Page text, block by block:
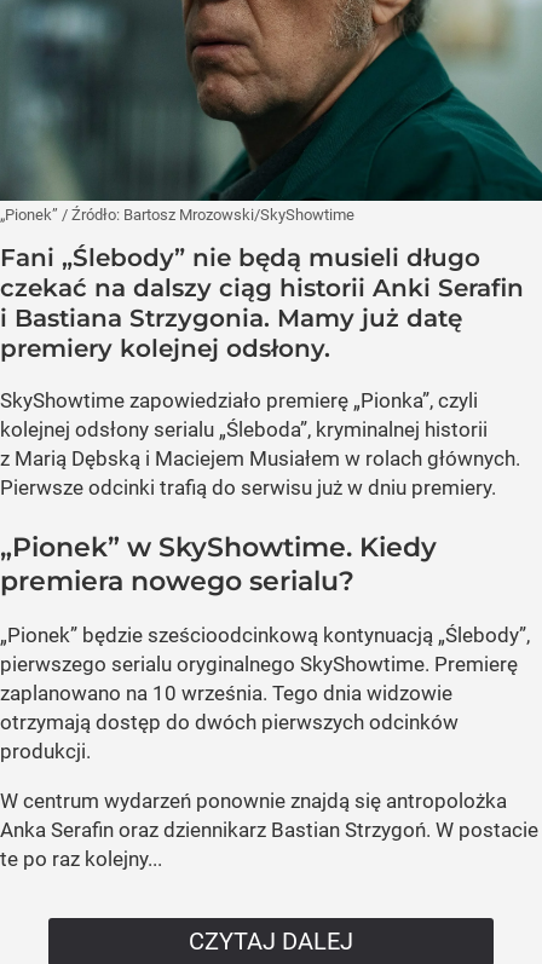
„Pionek” / Źródło: Bartosz Mrozowski/SkyShowtime
Fani „Ślebody” nie będą musieli długo
czekać na dalszy ciąg historii Anki Serafin
i Bastiana Strzygonia. Mamy już datę
premiery kolejnej odsłony.
SkyShowtime zapowiedziało premierę „Pionka”, czyli
kolejnej odsłony serialu „Śleboda”, kryminalnej historii
z Marią Dębską i Maciejem Musiałem w rolach głównych.
Pierwsze odcinki trafią do serwisu już w dniu premiery.
„Pionek” w SkyShowtime. Kiedy
premiera nowego serialu?
„Pionek” będzie sześcioodcinkową kontynuacją „Ślebody”,
pierwszego serialu oryginalnego SkyShowtime. Premierę
zaplanowano na 10 września. Tego dnia widzowie
otrzymają dostęp do dwóch pierwszych odcinków
produkcji.
W centrum wydarzeń ponownie znajdą się antropolożka
Anka Serafin oraz dziennikarz Bastian Strzygoń. W postacie
te po raz kolejny...
CZYTAJ DALEJ